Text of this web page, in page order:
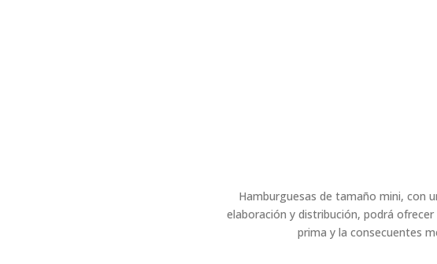
Hamburguesas de tamaño mini, con
elaboración y distribución, podrá
prima y la consecuentes